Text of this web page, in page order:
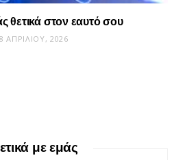
θετικά στον εαυτό σου
ΑΠΡΙΛΊΟΥ, 2026
με εμάς